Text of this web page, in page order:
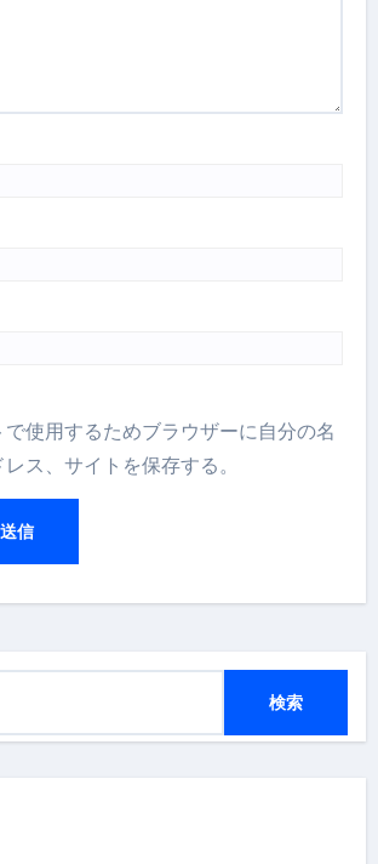
使用するためブラウザーに自分の名
ス、サイトを保存する。